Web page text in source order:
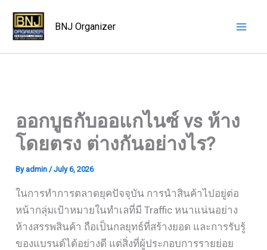
content
BNJ Organizer
ออกบูธกับออแกไนซ์ vs ห้าง
โดยตรง ต่างกันอย่างไร?
By admin /July 6, 2026
ในการทำการตลาดยุคปัจจุบัน การนำสินค้าไปอยู่ต่อ
หน้ากลุ่มเป้าหมายในทำเลที่มี Traffic หนาแน่นอย่าง
ห้างสรรพสินค้า ถือเป็นกลยุทธ์ที่สร้างยอด และการรับรู้
ของแบรนด์ได้อย่างดี แต่สิ่งที่ผู้ประกอบการรายย่อย